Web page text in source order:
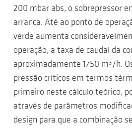
200 mbar abs, o sobrepressor
arranca. Até ao ponto de
verde aumenta
operação, a taxa de caudal da
aproximadamente 1750 m³/h.
pressão críticos em termos
primeiro neste cálculo teórico,
através de parâmetros
design para que a combinação